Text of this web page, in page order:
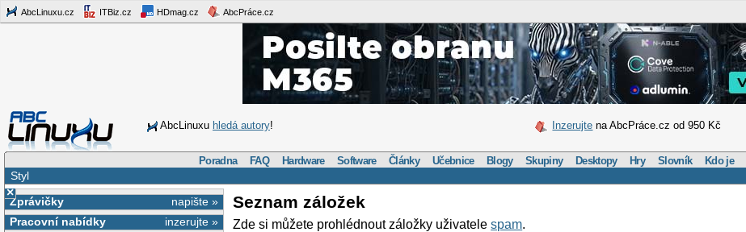
AbcLinuxu.cz ITBiz.cz HDmag.cz AbcPráce.cz
AbcLinuxu hledá autory! Inzerujte na AbcPráce.cz od 950 Kč
Poradna FAQ Hardware Software Články Učebnice Blogy Skupiny Desktopy Hry Slovník Kdo je
Styl
×
napište »
Zprávičky
inzerujte »
Pracovní nabídky
Seznam záložek
Zde si můžete prohlédnout záložky uživatelespam.